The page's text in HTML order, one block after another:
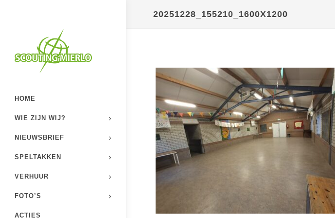
HOME
WIE ZIJN WIJ?
NIEUWSBRIEF
SPELTAKKEN
VERHUUR
FOTO’S
ACTIES
20251228_155210_1600X1200